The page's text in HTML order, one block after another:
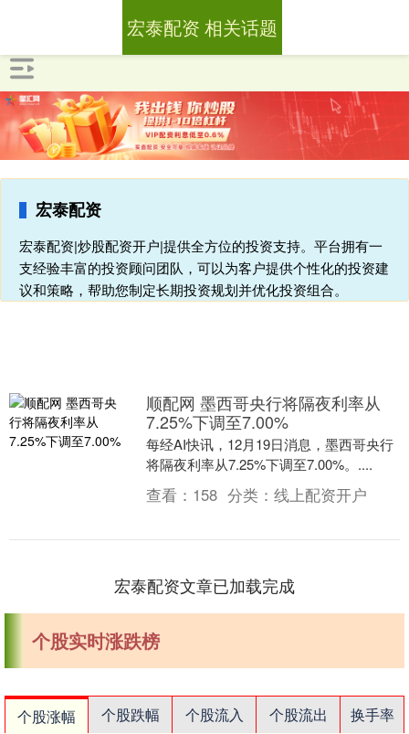
宏泰配资
宏泰配资|炒股配资开户|提供全方位的投资支持。平台拥有一
支经验丰富的投资顾问团队，可以为客户提供个性化的投资建
议和策略，帮助您制定长期投资规划并优化投资组合。
宏泰配资 相关话题
顺配网 墨西哥央行将隔夜利率从
7.25%下调至7.00%
每经AI快讯，12月19日消息，墨西哥央行
将隔夜利率从7.25%下调至7.00%。....
查看： 158 分类： 线上配资开户
宏泰配资文章已加载完成
个股实时涨跌榜
个股涨幅 个股跌幅 个股流入 个股流出
换手率